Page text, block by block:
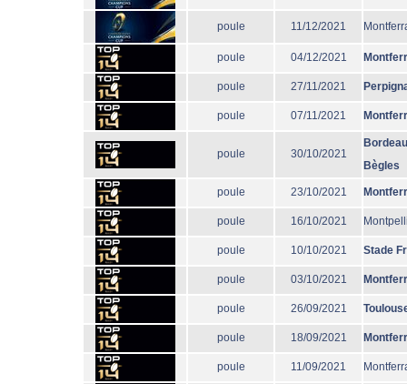
poule 11/12/2021
poule 04/12/2021
poule 27/11/2021
poule 07/11/2021
poule 30/10/2021
Bègles
poule 23/10/2021
poule 16/10/2021
poule 10/10/2021 Stade
poule 03/10/2021
poule 26/09/2021
poule 18/09/2021
poule 11/09/2021